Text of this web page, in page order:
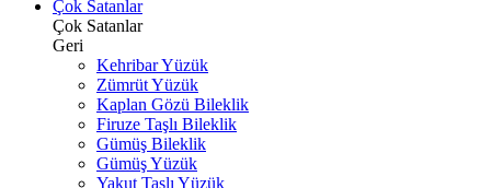
Çok Satanlar
Çok Satanlar
Geri
Kehribar Yüzük
Zümrüt Yüzük
Kaplan Gözü Bileklik
Firuze Taşlı Bileklik
Gümüş Bileklik
Gümüş Yüzük
Yakut Taşlı Yüzük